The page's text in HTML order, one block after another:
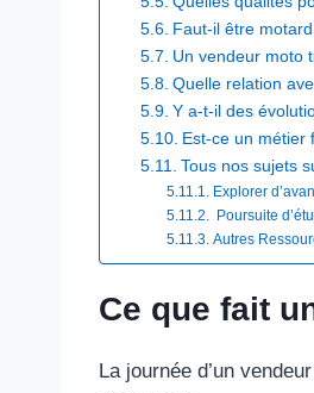
Faut-il être
Un vendeur moto
Quelle relation
Y a-t-il des
Est-ce un métier
Tous nos sujets
Explorer
Poursuite
Autres
Ce que fait
La journée d’un